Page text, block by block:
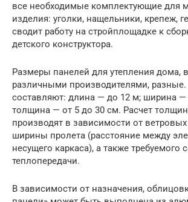
все необходимые комплектующие для
изделия: уголки, нащельники, крепеж,
сводит работу на стройплощадке к
детского конструктора.
Размеры панелей для утепления дома,
различными производителями,
составляют: длина — до 12 м; ширина —
толщина — от 5 до 30 см. Расчет
производят в зависимости от ветровых
ширины пролета (расстояние между
несущего каркаса), а также требуемого
теплопередачи.
В зависимости от назначения,